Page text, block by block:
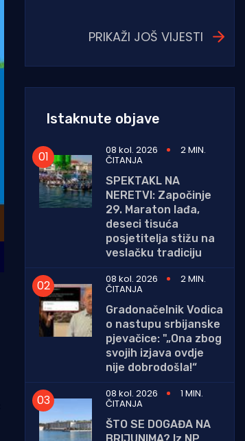
PRIKAŽI JOŠ VIJESTI
Istaknute objave
08 kol. 2026 2 MIN.
ČITANJA
SPEKTAKL NA
NERETVI: Započinje
29. Maraton lađa,
deseci tisuća
posjetitelja stižu na
veslačku tradiciju
08 kol. 2026
2 MIN.
ČITANJA
Gradonačelnik Vodica
o nastupu srbijanske
pjevačice: "„Ona zbog
svojih izjava ovdje
nije dobrodošla!“
08 kol. 2026
1 MIN.
ČITANJA
ŠTO SE DOGAĐA NA
BRIJUNIMA? Iz NP